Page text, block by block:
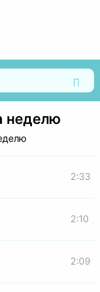
неделю
2:33
2:10
2:09